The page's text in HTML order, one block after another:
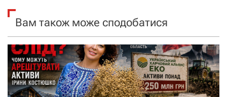
я
з
а
п
Вам також може сподобатися